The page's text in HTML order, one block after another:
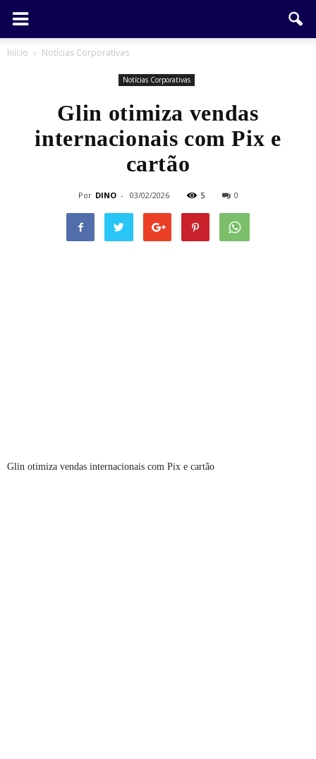
Início Notícias Corporativas
Notícias Corporativas
Glin otimiza vendas
internacionais com Pix e
cartão
Por DINO - 03/02/2026 5 0
Glin otimiza vendas internacionais com Pix e cartão